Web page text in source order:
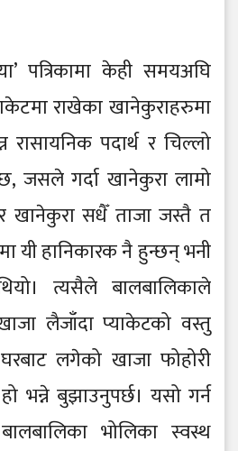
पत्रिकामा केही समयअघि
राखेका खानेकुराहरुमा
रासायनिक पदार्थ र चिल्लो
जसले गर्दा खानेकुरा लामो
खानेकुरा सधैँ ताजा जस्तै त
यी हानिकारक नै हुन्छन् भनी
त्यसैले बालबालिकाले
लैजाँदा प्याकेटको वस्तु
लगेको खाजा फोहोरी
हो भन्ने बुझाउनुपर्छ। यसो गर्न
भोलिका स्वस्थ